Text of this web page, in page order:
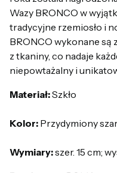
Wazy BRONCO w
tradycyjne rzemiosło i
BRONCO wykonane są
z tkaniny, co nadaje
niepowtażalny i
Materiał:Szkło
Kolor: Przydymiony
Wymiary:szer. 15 cm;